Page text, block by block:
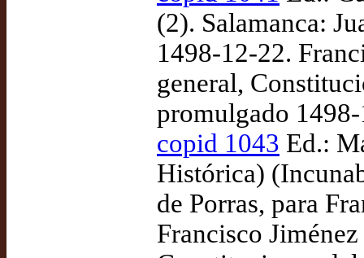
(2). Salamanca:
1498-12-22.
general,
promulgado
copid 1043 Ed.:
Histórica)
de Porras, para
Francisco